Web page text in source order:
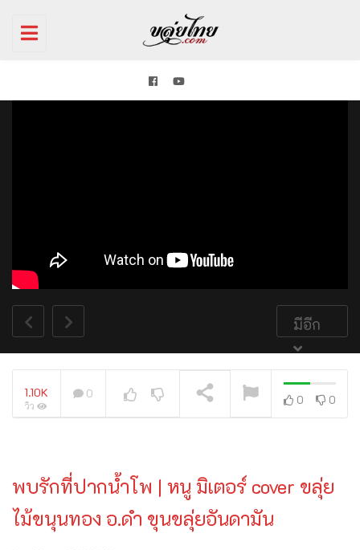
Toggle
มีอีก
1.10K
วิว
0 0 0
พบรักที่ปากน้ำโพ | หนู มิเตอร์ cover ขลุ่ย
ไม้ขนุนทอง อ.ดำ ขุนขลุ่ยอันดามัน